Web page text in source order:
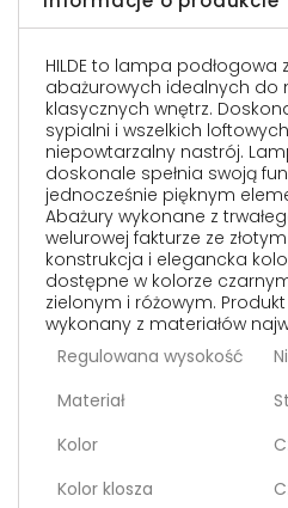
HILDE to lampa podłogowa
abażurowych idealnych do
klasycznych wnętrz.
sypialni i wszelkich
niepowtarzalny nastrój.
doskonale spełnia swoją
jednocześnie pięknym
Abażury wykonane z
welurowej fakturze ze
konstrukcja i elegancka
dostępne w kolorze
zielonym i różowym. Produkt
wykonany z materiałów
Regulowana wysokość
Materiał
Kolor
Kolor klosza